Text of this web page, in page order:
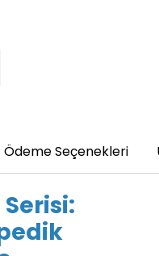
Seçenekleri